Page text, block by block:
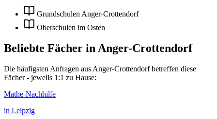
Grundschulen Anger-Crottendorf
Oberschulen im Osten
Beliebte Fächer inAnger-Crottendorf
Die häufigsten Anfragen aus Anger-Crottendorfbetreffen diese
Fächer - jeweils 1:1 zu Hause:
Mathe-Nachhilfe
in Leipzig